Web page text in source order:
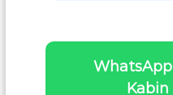
Kabin